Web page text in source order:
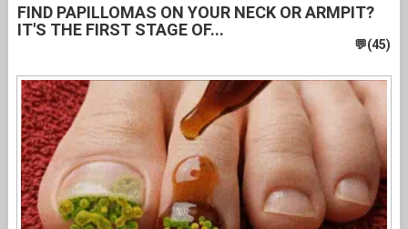
FIND PAPILLOMAS ON YOUR NECK OR ARMPIT?
IT'S THE FIRST STAGE OF...